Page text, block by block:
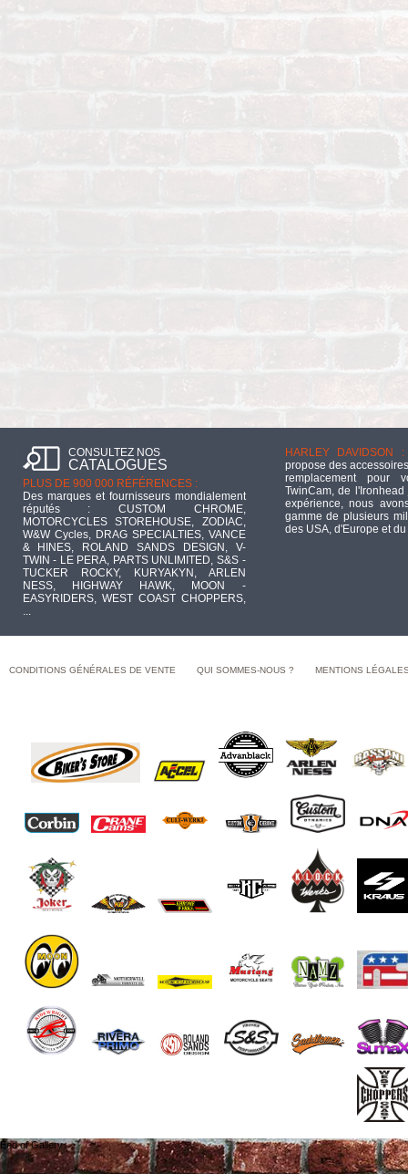
CONSULTEZ NOS
CATALOGUES
PLUS DE 900 000 RÉFÉRENCES :
Des marques et fournisseurs mondialement
réputés : CUSTOM CHROME,
MOTORCYCLES STOREHOUSE, ZODIAC,
W&W Cycles, DRAG SPECIALTIES, VANCE
& HINES, ROLAND SANDS DESIGN, V-
TWIN - LE PERA, PARTS UNLIMITED, S&S -
TUCKER ROCKY, KURYAKYN, ARLEN
NESS, HIGHWAY HAWK, MOON -
EASYRIDERS, WEST COAST CHOPPERS,
HARLEY DAVIDSON :
propose des
remplacement pour
TwinCam, de
expérience, nous
gamme de plusieurs
des USA, d'Europe et
CONDITIONS GÉNÉRALES DE VENTE QUI SOMMES-NOUS ? MENTIONS
End of Gallery